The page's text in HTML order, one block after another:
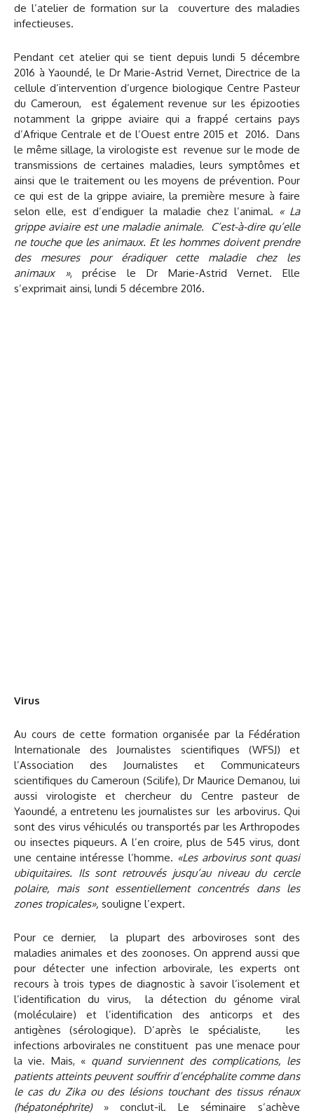
de l’atelier de formation sur la couverture des maladies
infectieuses.
Pendant cet atelier qui se tient depuis lundi 5 décembre
2016 à Yaoundé, le Dr Marie-Astrid Vernet, Directrice de la
cellule d’intervention d’urgence biologique Centre Pasteur
du Cameroun, est également revenue sur les épizooties
notamment la grippe aviaire qui a frappé certains pays
d’Afrique Centrale et de l’Ouest entre 2015 et 2016. Dans
le même sillage, la virologiste est revenue sur le mode de
transmissions de certaines maladies, leurs symptômes et
ainsi que le traitement ou les moyens de prévention. Pour
ce qui est de la grippe aviaire, la première mesure à faire
selon elle, est d’endiguer la maladie chez l’animal. « La
grippe aviaire est une maladie animale. C’est-à-dire qu’elle
ne touche que les animaux. Et les hommes doivent prendre
des mesures pour éradiquer cette maladie chez les
animaux », précise le Dr Marie-Astrid Vernet. Elle
s’exprimait ainsi, lundi 5 décembre 2016.
Virus
Au cours de cette formation organisée par la Fédération
Internationale des Journalistes scientifiques (WFSJ) et
l’Association des Journalistes et Communicateurs
scientifiques du Cameroun (Scilife), Dr Maurice Demanou, lui
aussi virologiste et chercheur du Centre pasteur de
Yaoundé, a entretenu les journalistes sur les arbovirus. Qui
sont des virus véhiculés ou transportés par les Arthropodes
ou insectes piqueurs. A l’en croire, plus de 545 virus, dont
une centaine intéresse l’homme. «Les arbovirus sont quasi
ubiquitaires. Ils sont retrouvés jusqu’au niveau du cercle
polaire, mais sont essentiellement concentrés dans les
zones tropicales», souligne l’expert.
Pour ce dernier, la plupart des arboviroses sont des
maladies animales et des zoonoses. On apprend aussi que
pour détecter une infection arbovirale, les experts ont
recours à trois types de diagnostic à savoir l’isolement et
l’identification du virus, la détection du génome viral
(moléculaire) et l’identification des anticorps et des
antigènes (sérologique). D’après le spécialiste, les
infections arbovirales ne constituent pas une menace pour
la vie. Mais, « quand surviennent des complications, les
patients atteints peuvent souffrir d’encéphalite comme dans
le cas du Zika ou des lésions touchant des tissus rénaux
(hépatonéphrite) » conclut-il. Le séminaire s’achève